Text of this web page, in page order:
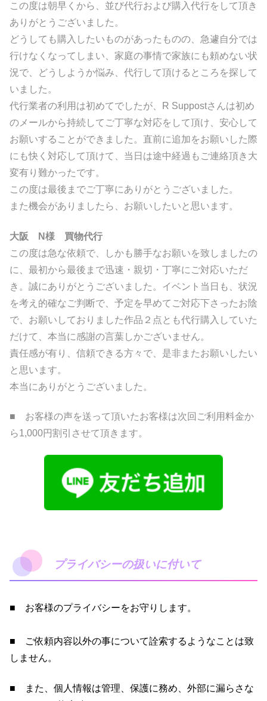
この度は朝早くから、並び代行および購入代行をして頂き
ありがとうございました。
どうしても購入したいものがあったものの、急遽自分では
行けなくなってしまい、家庭の事情で家族にも頼めない状
況で、どうしようか悩み、代行して頂けるところを探して
いました。
代行業者の利用は初めてでしたが、R Suppostさんは初め
のメールから持続してご丁寧な対応をして頂け、安心して
お願いすることができました。直前に追加をお願いした際
にも快く対応して頂けて、当日は途中経過もご連絡頂き大
変有り難かったです。
この度は最後までご丁寧にありがとうございました。
また機会がありましたら、お願いしたいと思います。
大阪 N様 買物代行
この度は急な依頼で、しかも勝手なお願いを致しましたの
に、最初から最後まで迅速・親切・丁寧にご対応いただ
き。誠にありがとうございました。イベント当日も、状況
を考え的確なご判断で、予定を早めてご対応下さったお陰
で、お願いしておりました作品２点とも代行購入していた
だけて、本当に感謝の言葉しかございません。
責任感が有り、信頼できる方々で、是非またお願いしたい
と思います。
本当にありがとうございました。
■ お客様の声を送って頂いたお客様は次回ご利用料金か
ら1,000円割引させて頂きます。
プライバシーの扱いに付いて
■ お客様のプライバシーをお守りします。
■ ご依頼内容以外の事について詮索するようなことは致
しません。
■ また、個人情報は管理、保護に務め、外部に漏らさな